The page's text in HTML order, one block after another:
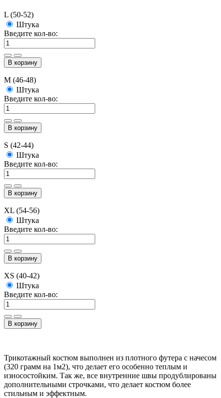
L (50-52)
Штука
Введите кол-во:
В корзину
M (46-48)
Штука
Введите кол-во:
В корзину
S (42-44)
Штука
Введите кол-во:
В корзину
XL (54-56)
Штука
Введите кол-во:
В корзину
XS (40-42)
Штука
Введите кол-во:
В корзину
Трикотажный костюм выполнен из плотного футера с начесом
(320 грамм на 1м2), что делает его особенно теплым и
износостойким. Так же, все внутренние швы продублированы
дополнительными строчками, что делает костюм более
стильным и эффектным.